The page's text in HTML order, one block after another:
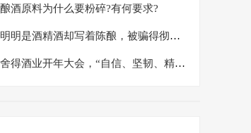
酿酒原料为什么要粉碎?有何要求?
明明是酒精酒却写着陈酿，被骗得彻彻底底
舍得酒业开年大会，“自信、坚韧、精益、创造”八个字绘就2024发展蓝图